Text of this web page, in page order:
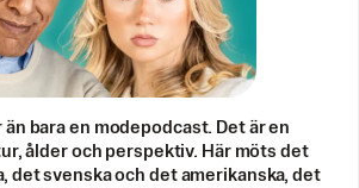
bara en modepodcast. Det är en
ålder och perspektiv. Här möts det
det svenska och det amerikanska, det